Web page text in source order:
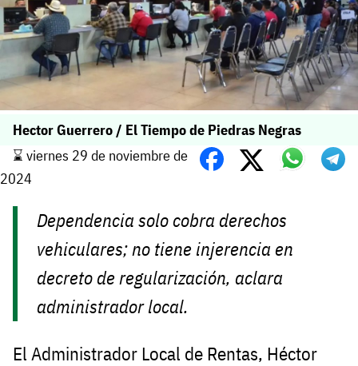
Hector Guerrero / El Tiempo de Piedras Negras
⌛️ viernes 29 de noviembre de
2024
Dependencia solo cobra derechos
vehiculares; no tiene injerencia en
decreto de regularización, aclara
administrador local.
El Administrador Local de Rentas, Héctor